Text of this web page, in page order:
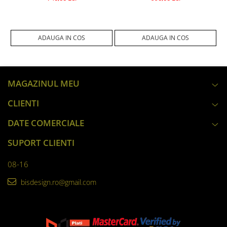
ADAUGA IN COS ADAUGA IN COS
MAGAZINUL MEU
CLIENTI
DATE COMERCIALE
SUPORT CLIENTI
08-16
bisdesign.ro@gmail.com